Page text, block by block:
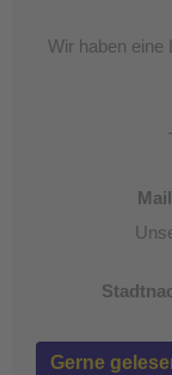
Wir haben eine
Gerne